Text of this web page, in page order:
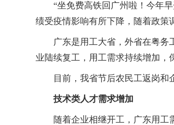
“坐免费高铁回广州啦！今年早
绩受疫情影响有所下降，随着政策
广东是用工大省，外省在粤务工
业陆续复工，用工需求持续增加，
目前，我省节后农民工返岗和企
技术类人才需求增加
随着企业相继开工，广东用工需